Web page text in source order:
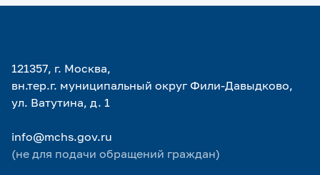
121357, г. Москва,
вн.тер.г. муниципальный округ Фили-Давыдково,
ул. Ватутина, д. 1
info@mchs.gov.ru
(не для подачи обращений граждан)